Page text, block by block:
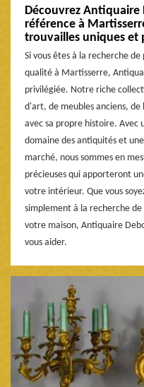
Découvrez
référence à
trouvailles uniques et
Si vous êtes à la recherche
qualité à Martisserre,
privilégiée. Notre riche
d'art, de meubles anciens,
avec sa propre histoire. Avec
domaine des antiquités et
marché, nous sommes en
précieuses qui apporteront
votre intérieur. Que vous
simplement à la recherche
votre maison, Antiquaire
vous aider.